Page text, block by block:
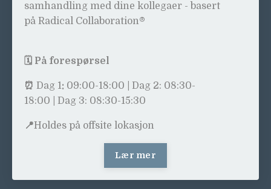
samhandling med dine kollegaer - basert
på Radical Collaboration®
🗓️ På forespørsel
⏰ Dag 1: 09:00-18:00
Dag 2: 08:30-
18:00
Dag 3: 08:30-15:30
📍Holdes på offsite lokasjon
Lær mer